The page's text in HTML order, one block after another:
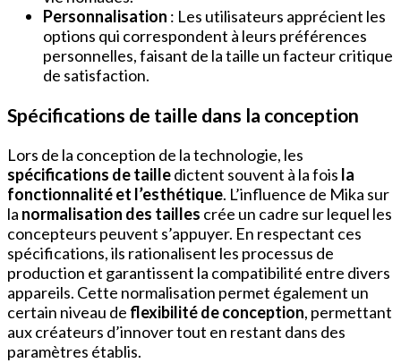
Personnalisation : Les utilisateurs apprécient les
options qui correspondent à leurs préférences
personnelles, faisant de la taille un facteur critique
de satisfaction.
Spécifications de taille dans la conception
Lors de la conception de la technologie, les
spécifications de tailledictent souvent à la fois la
fonctionnalité et l’esthétique. L’influence de Mika sur
la normalisation des tailles crée un cadre sur lequel les
concepteurs peuvent s’appuyer. En respectant ces
spécifications, ils rationalisent les processus de
production et garantissent la compatibilité entre divers
appareils. Cette normalisation permet également un
certain niveau de flexibilité de conception, permettant
aux créateurs d’innover tout en restant dans des
paramètres établis.